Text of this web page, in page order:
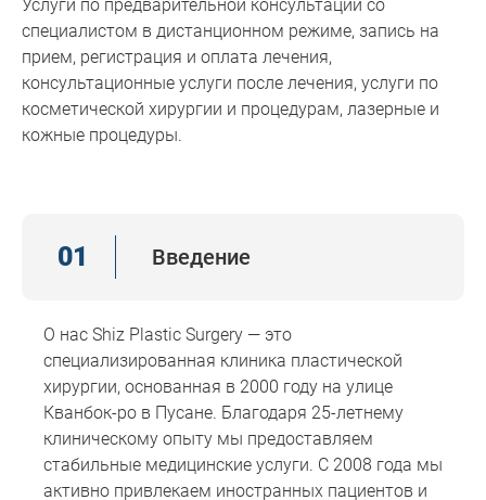
Услуги по предварительной консультации со
специалистом в дистанционном режиме, запись на
прием, регистрация и оплата лечения,
консультационные услуги после лечения, услуги по
косметической хирургии и процедурам, лазерные и
кожные процедуры.
01 Введение
О нас Shiz Plastic Surgery — это
специализированная клиника пластической
хирургии, основанная в 2000 году на улице
Кванбок-ро в Пусане. Благодаря 25-летнему
клиническому опыту мы предоставляем
стабильные медицинские услуги. С 2008 года мы
активно привлекаем иностранных пациентов и